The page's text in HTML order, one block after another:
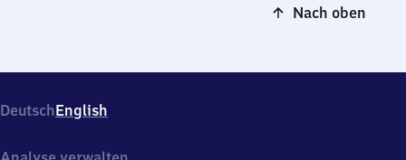
Nach oben
DeutschEnglish